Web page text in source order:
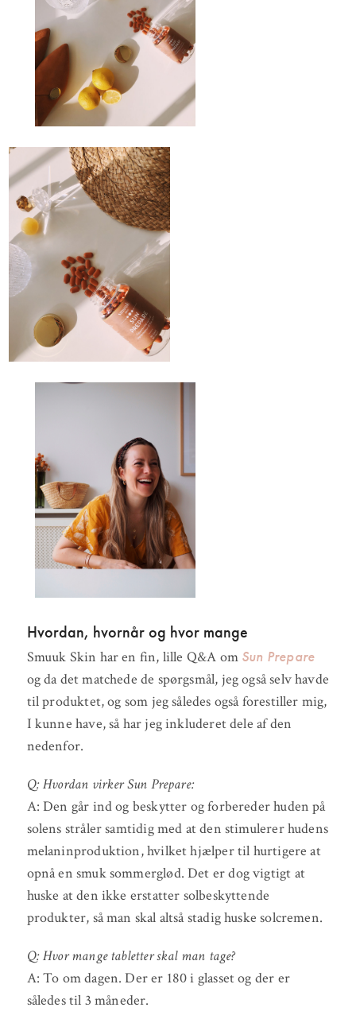
Hvordan, hvornår og hvor mange
Smuuk Skin har en fin, lille Q&A om Sun Prepare
og da det matchede de spørgsmål, jeg også selv havde
til produktet, og som jeg således også forestiller mig,
I kunne have, så har jeg inkluderet dele af den
nedenfor.
Q: Hvordan virker Sun Prepare:
A: Den går ind og beskytter og forbereder huden på
solens stråler samtidig med at den stimulerer hudens
melaninproduktion, hvilket hjælper til hurtigere at
opnå en smuk sommerglød. Det er dog vigtigt at
huske at den ikke erstatter solbeskyttende
produkter, så man skal altså stadig huske solcremen.
Q: Hvor mange tabletter skal man tage?
A: To om dagen. Der er 180 i glasset og der er
således til 3 måneder.